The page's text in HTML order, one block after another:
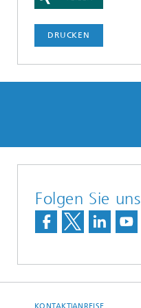
DRUCKEN
Folgen Sie uns
KONTAKT|ANREISE